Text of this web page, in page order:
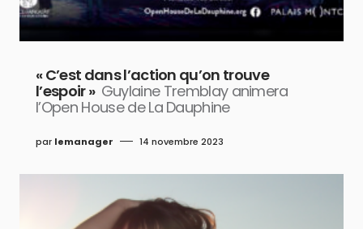
« C’est dans l’action qu’on trouve
l’espoir » Guylaine Tremblay animera
l’Open House de La Dauphine
par lemanager 14 novembre 2023